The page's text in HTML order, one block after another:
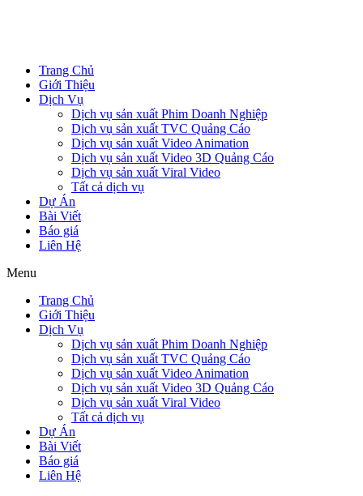
Trang Chủ
Giới Thiệu
Dịch Vụ
Dịch vụ sản xuất Phim Doanh Nghiệp
Dịch vụ sản xuất TVC Quảng Cáo
Dịch vụ sản xuất Video Animation
Dịch vụ sản xuất Video 3D Quảng Cáo
Dịch vụ sản xuất Viral Video
Tất cả dịch vụ
Dự Án
Bài Viết
Báo giá
Liên Hệ
Menu
Trang Chủ
Giới Thiệu
Dịch Vụ
Dịch vụ sản xuất Phim Doanh Nghiệp
Dịch vụ sản xuất TVC Quảng Cáo
Dịch vụ sản xuất Video Animation
Dịch vụ sản xuất Video 3D Quảng Cáo
Dịch vụ sản xuất Viral Video
Tất cả dịch vụ
Dự Án
Bài Viết
Báo giá
Liên Hệ